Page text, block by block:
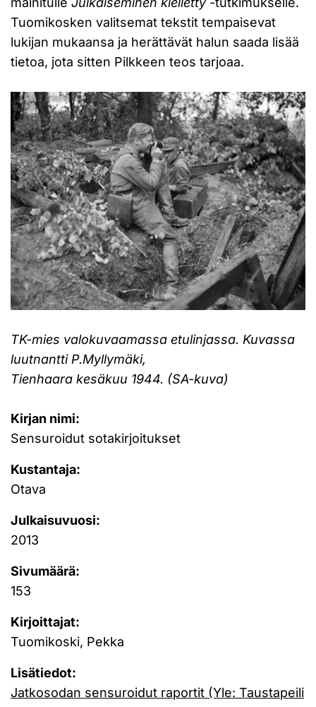
Tuomikosken valitsemat tekstit tempaisevat
lukijan mukaansa ja herättävät halun saada lisää
tietoa, jota sitten Pilkkeen teos tarjoaa.
TK-mies valokuvaamassa etulinjassa. Kuvassa
luutnantti P.Myllymäki,
Tienhaara kesäkuu 1944. (SA-kuva)
Kirjan nimi:
Sensuroidut sotakirjoitukset
Kustantaja:
Otava
Julkaisuvuosi:
2013
Sivumäärä:
153
Kirjoittajat:
Tuomikoski, Pekka
Lisätiedot:
Jatkosodan sensuroidut raportit (Yle: Taustapeili